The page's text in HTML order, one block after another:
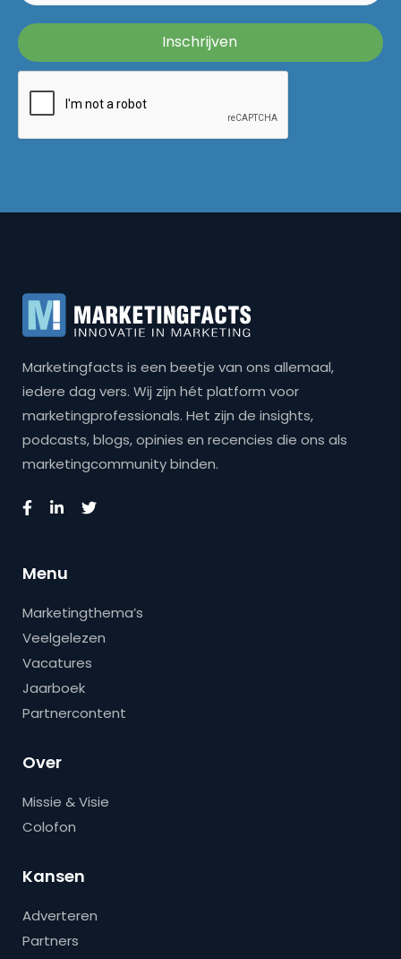
Marketingfacts is een beetje van ons allemaal,
iedere dag vers. Wij zijn hét platform voor
marketingprofessionals. Het zijn de insights,
podcasts, blogs, opinies en recencies die ons als
marketingcommunity binden.
Menu
Marketingthema’s
Veelgelezen
Vacatures
Jaarboek
Partnercontent
Over
Missie & Visie
Colofon
Kansen
Adverteren
Partners